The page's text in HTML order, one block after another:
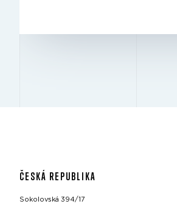
ČESKÁ REPUBLIKA
Sokolovská 394/17